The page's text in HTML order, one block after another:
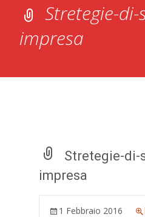
Stretegie-
impresa
Stretegie-di-
impresa
1 Febbraio 2016